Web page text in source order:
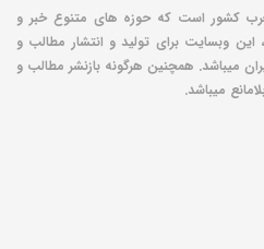
کشور است که حوزه های متنوع خبر و
وبسایت برای تولید و انتشار مطالب و
میباشد. همچنین هرگونه بازنشر مطالب و
میباشد.